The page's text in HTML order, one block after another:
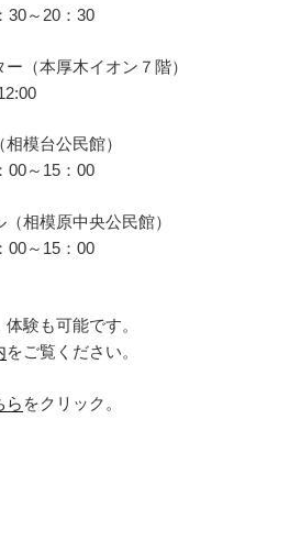
～20：30
（本厚木イオン７階）
模台公民館）
～15：00
相模原中央公民館）
～15：00
験も可能です。
をご覧ください。
ら をクリック。